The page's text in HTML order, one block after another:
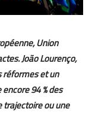
Union
João Lourenço,
réformes et un
94 % des
trajectoire ou une